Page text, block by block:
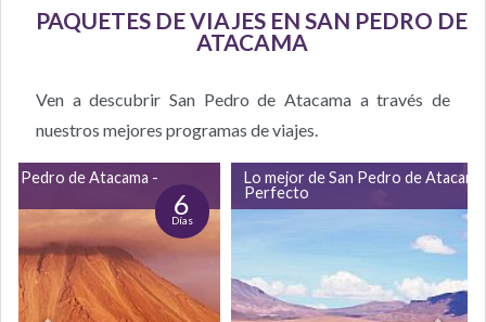
PAQUETES DE VIAJES EN SAN PEDRO DE
ATACAMA
Ven a descubrir San Pedro de Atacama a través de
nuestros mejores programas de viajes.
Pedro de Atacama -
6
Días
Lo mejor de San Pedro de
Perfecto